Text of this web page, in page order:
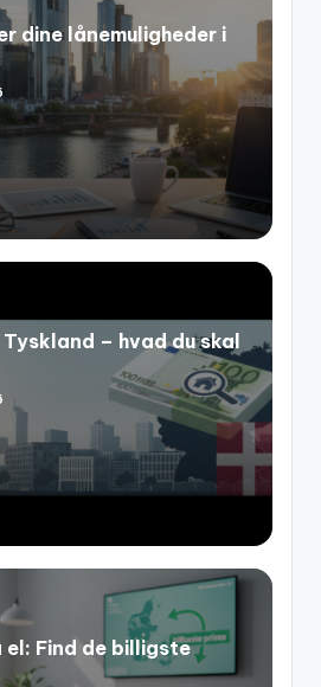
dine lånemuligheder i
Tyskland – hvad du skal
el: Find de billigste